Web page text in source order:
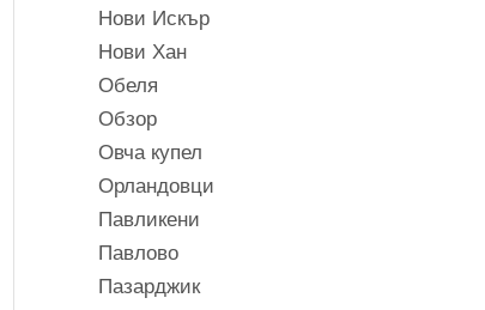
Нови Искър
Нови Хан
Обеля
Обзор
Овча купел
Орландовци
Павликени
Павлово
Пазарджик